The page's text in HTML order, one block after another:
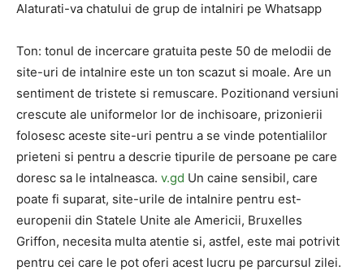
Alaturati-va chatului de grup de intalniri pe Whatsapp
Ton: tonul de incercare gratuita peste 50 de melodii de
site-uri de intalnire este un ton scazut si moale. Are un
sentiment de tristete si remuscare. Pozitionand versiuni
crescute ale uniformelor lor de inchisoare, prizonierii
folosesc aceste site-uri pentru a se vinde potentialilor
prieteni si pentru a descrie tipurile de persoane pe care
doresc sa le intalneasca. v.gd Un caine sensibil, care
poate fi suparat, site-urile de intalnire pentru est-
europenii din Statele Unite ale Americii, Bruxelles
Griffon, necesita multa atentie si, astfel, este mai potrivit
pentru cei care le pot oferi acest lucru pe parcursul zilei.